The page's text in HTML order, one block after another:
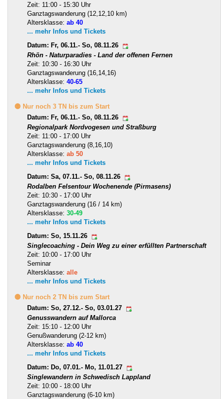
Zeit: 11:00 - 15:30 Uhr
Ganztagswanderung (12,12,10 km)
Altersklasse: ab 40
... mehr Infos und Tickets
Datum: Fr, 06.11.- So, 08.11.26
Rhön - Naturparadies - Land der offenen Fernen
Zeit: 10:30 - 16:30 Uhr
Ganztagswanderung (16,14,16)
Altersklasse: 40-65
... mehr Infos und Tickets
🟡 Nur noch 3 TN bis zum Start
Datum: Fr, 06.11.- So, 08.11.26
Regionalpark Nordvogesen und Straßburg
Zeit: 11:00 - 17:00 Uhr
Ganztagswanderung (8,16,10)
Altersklasse: ab 50
... mehr Infos und Tickets
Datum: Sa, 07.11.- So, 08.11.26
Rodalben Felsentour Wochenende (Pirmasens)
Zeit: 10:30 - 17:00 Uhr
Ganztagswanderung (16 / 14 km)
Altersklasse: 30-49
... mehr Infos und Tickets
Datum: So, 15.11.26
Singlecoaching - Dein Weg zu einer erfüllten Partnerschaft
Zeit: 10:00 - 17:00 Uhr
Seminar
Altersklasse: alle
... mehr Infos und Tickets
🟡 Nur noch 2 TN bis zum Start
Datum: So, 27.12.- So, 03.01.27
Genusswandern auf Mallorca
Zeit: 15:10 - 12:00 Uhr
Genußwanderung (2-12 km)
Altersklasse: ab 40
... mehr Infos und Tickets
Datum: Do, 07.01.- Mo, 11.01.27
Singlewandern in Schwedisch Lappland
Zeit: 10:00 - 18:00 Uhr
Ganztagswanderung (6-10 km)